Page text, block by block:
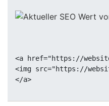
<a href="https://
<img src="https://